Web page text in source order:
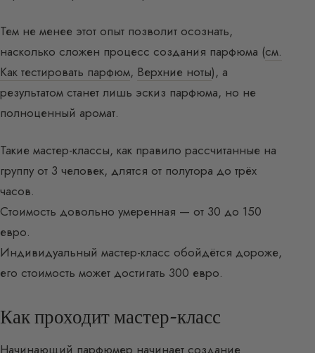
Тем не менее этот опыт позволит осознать,
насколько сложен процесс создания парфюма (см.
Как тестировать парфюм, Верхние ноты), а
результатом станет лишь эскиз парфюма, но не
полноценный аромат.
Такие мастер-классы, как правило рассчитанные на
группу от 3 человек, длятся от полутора до трёх
часов.
Стоимость довольно умеренная — от 30 до 150
евро.
Индивидуальный мастер-класс обойдётся дороже,
его стоимость может достигать 300 евро.
Как проходит мастер-класс
Начинающий парфюмер начинает создание